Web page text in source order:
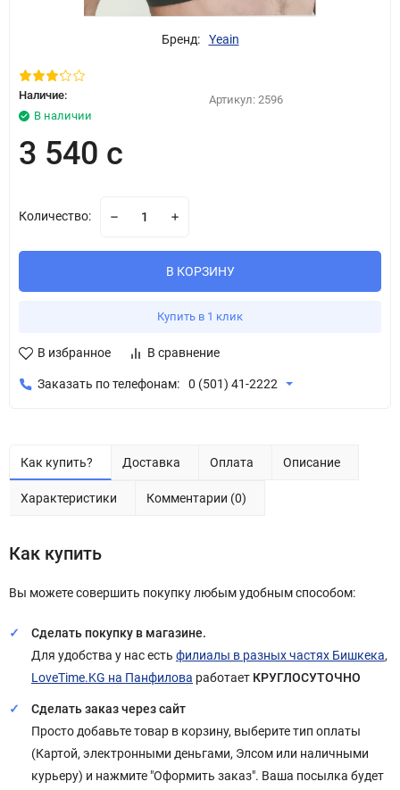
Бренд: Yeain
Наличие:
В наличии
Артикул: 2596
3 540 с
Количество:
В КОРЗИНУ
Купить в 1 клик
В избранное В сравнение
Заказать по телефонам: 0 (501) 41-2222
Как купить? Доставка Оплата Описание
Характеристики Комментарии (0)
Как купить
Вы можете совершить покупку любым удобным способом:
Сделать покупку в магазине.
Для удобства у нас есть филиалы в разных частях Бишкека,
LoveTime.KG на Панфилова работает КРУГЛОСУТОЧНО
Сделать заказ через сайт
Просто добавьте товар в корзину, выберите тип оплаты
(Картой, электронными деньгами, Элсом или наличными
курьеру) и нажмите "Оформить заказ". Ваша посылка будет